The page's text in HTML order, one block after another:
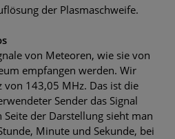
der Plasmaschweife.
von Meteoren, wie sie von
empfangen werden. Wir
von 143,05 MHz. Das ist die
Sender das Signal
der Darstellung sieht man
Minute und Sekunde, bei